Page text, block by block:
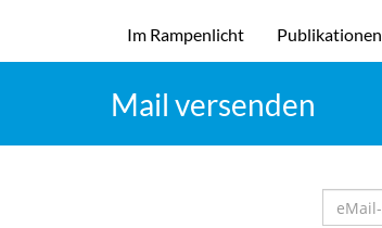
Im Rampenlicht Publikationen
Mail versenden